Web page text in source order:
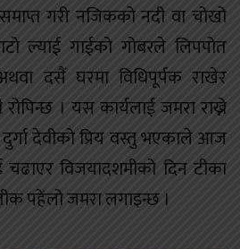
गरी नजिकको नदी वा चोखो
ल्याई गाईको गोबरले लिपपोत
दसैं घरमा विधिपूर्पक राखेर
। यस कार्यलाई जमरा राख्ने
देवीको प्रिय वस्तु भएकाले आज
चढाएर विजयादशमीको दिन टीका
पहेंलो जमरा लगाइन्छ ।